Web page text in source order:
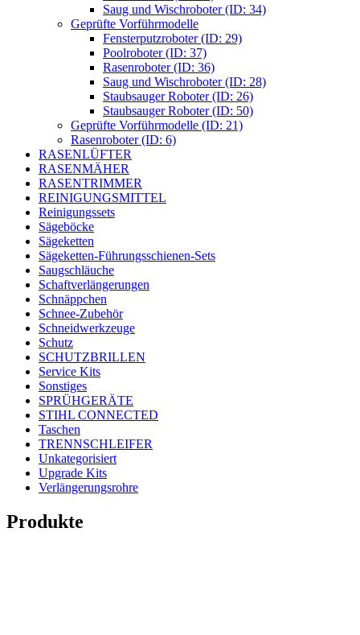
Saug und Wischroboter (ID: 34)
Geprüfte Vorführmodelle
Fensterputzroboter (ID: 29)
Poolroboter (ID: 37)
Rasenroboter (ID: 36)
Saug und Wischroboter (ID: 28)
Staubsauger Roboter (ID: 26)
Staubsauger Roboter (ID: 50)
Geprüfte Vorführmodelle (ID: 21)
Rasenroboter (ID: 6)
RASENLÜFTER
RASENMÄHER
RASENTRIMMER
REINIGUNGSMITTEL
Reinigungssets
Sägeböcke
Sägeketten
Sägeketten-Führungsschienen-Sets
Saugschläuche
Schaftverlängerungen
Schnäppchen
Schnee-Zubehör
Schneidwerkzeuge
Schutz
SCHUTZBRILLEN
Service Kits
Sonstiges
SPRÜHGERÄTE
STIHL CONNECTED
Taschen
TRENNSCHLEIFER
Unkategorisiert
Upgrade Kits
Verlängerungsrohre
Produkte